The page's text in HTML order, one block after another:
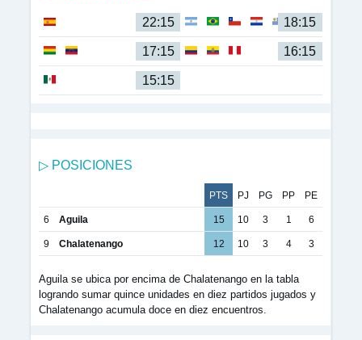
22:15 18:15
17:15 16:15
15:15
▷ POSICIONES
PTS PJ PG PP PE
6 Aguila 15 10 3 1 6
9 Chalatenango 12 10 3 4 3
Aguila se ubica por encima de Chalatenango en la tabla
logrando sumar quince unidades en diez partidos jugados y
Chalatenango acumula doce en diez encuentros.